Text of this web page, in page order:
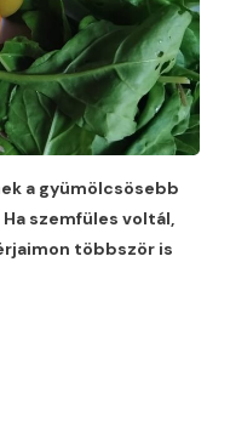
a gyümölcsösebb
szemfüles voltál,
többször is